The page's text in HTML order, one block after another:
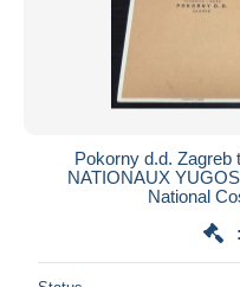
Pokorny d.d.
NATIONAUX
National